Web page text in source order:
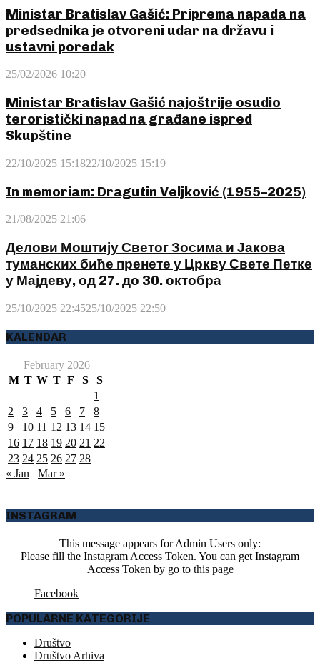
Ministar Bratislav Gašić: Priprema napada na
predsednika je otvoreni udar na državu i
ustavni poredak
25/02/2026 10:20
Ministar Bratislav Gašić najoštrije osudio
teroristički napad na građane ispred
Skupštine
22/10/2025 15:1822/10/2025 15:19
In memoriam: Dragutin Veljković (1955–2025)
21/08/2025 21:06
Делови Моштију Светог Зосима и Јакова
туманских биће пренете у Цркву Свете Петке
у Мајдеву, од 27. до 30. октобра
25/10/2025 22:4525/10/2025 22:50
KALENDAR
February 2026
M T W T F S
S
1
2
3 4 5 6 7
8
9
10 11 12 13 14 15
16 17 18 19 20 21 22
23 24 25 26 27 28
« Jan
Mar »
INSTAGRAM
This message appears for Admin Users only:
Please fill the Instagram Access Token. You can get Instagram
Access Token by go to this page
Facebook
POPULARNE KATEGORIJE
Društvo
Društvo Arhiva